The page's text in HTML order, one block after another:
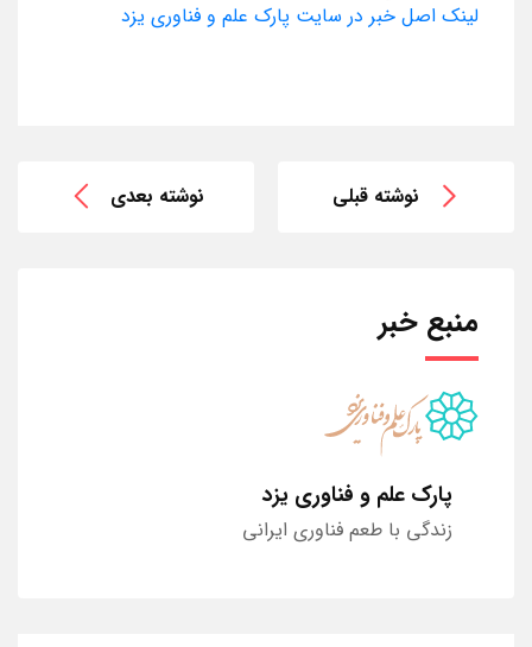
لینک اصل خبر در سایت پارک علم و فناوری یزد
نوشته قبلی نوشته بعدی
منبع خبر
پارک علم و فناوری یزد
زندگی با طعم فناوری ایرانی